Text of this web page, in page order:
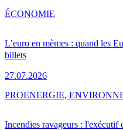
L’euro en mèmes : quand les
billets
27.07.2026
ÉCONOMIE
Incendies ravageurs : l'exécutif
PROENERGIE,